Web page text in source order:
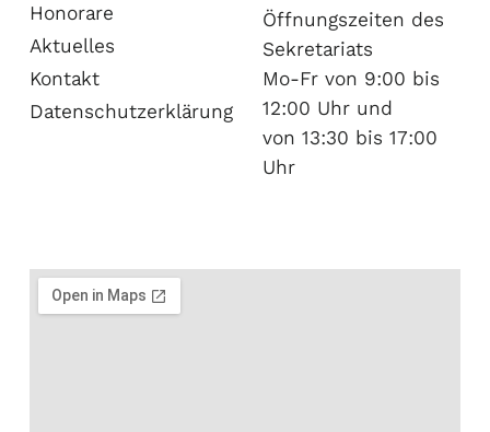
Honorare
Aktuelles
Kontakt
Datenschutzerklärung
Öffnungszeiten des
Sekretariats
Mo-Fr von 9:00 bis
12:00 Uhr und
von 13:30 bis 17:00
Uhr